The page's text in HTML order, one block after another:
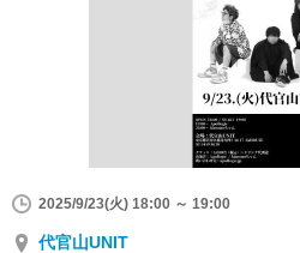
2025/9/23(火) 18:00 ～ 19:00
代官山UNIT